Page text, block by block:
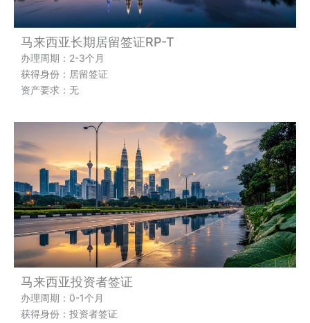
马来西亚长期居留签证RP-T
办理周期：2-3个月
获得身份：居留签证
资产要求：无
马来西亚投资者签证
办理周期：0-1个月
获得身份：投资者签证